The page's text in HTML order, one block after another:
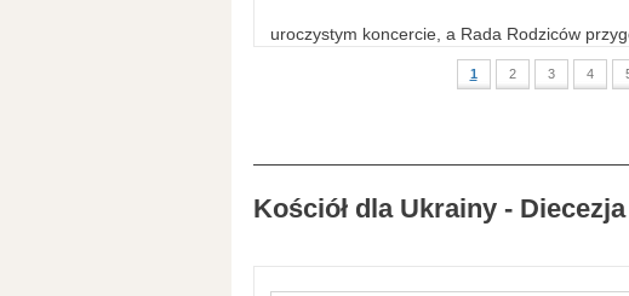
uroczystym koncercie, a Rada Rodziców
1 2 3 4
Kościół dla Ukrainy -